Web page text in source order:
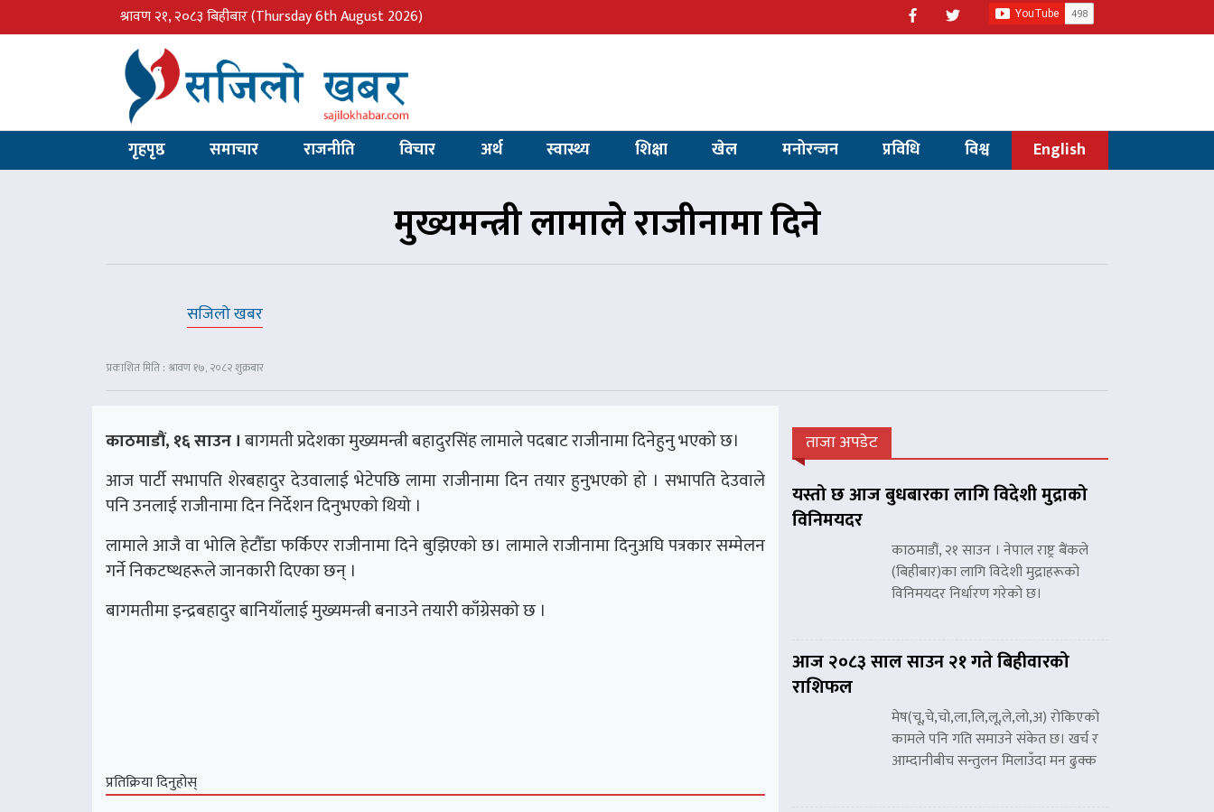
श्रावण २१, २०८३ बिहीबार(Thursday 6th August 2026)
गृहपृष्ठ समाचार राजनीति विचार अर्थ स्वास्थ्य शिक्षा खेल मनोरन्जन प्रविधि विश्व English
मुख्यमन्त्री लामाले राजीनामा दिने
सजिलो खबर
प्रकाशित मिति : श्रावण १७, २०८२ शुक्रबार
काठमाडौं, १६ साउन ।बागमती प्रदेशका मुख्यमन्त्री बहादुरसिंह लामाले पदबाट राजीनामा दिनेहुनु भएको छ।
आज पार्टी सभापति शेरबहादुर देउवालाई भेटेपछि लामा राजीनामा दिन तयार हुनुभएको हो । सभापति देउवाले
पनि उनलाई राजीनामा दिन निर्देशन दिनुभएको थियो ।
लामाले आजै वा भोलि हेटौँडा फर्किएर राजीनामा दिने बुझिएको छ। लामाले राजीनामा दिनुअघि पत्रकार सम्मेलन
गर्ने निकटष्थहरूले जानकारी दिएका छन् ।
बागमतीमा इन्द्रबहादुर बानियाँलाई मुख्यमन्त्री बनाउने तयारी काँग्रेसको छ ।
प्रतिक्रिया दिनुहोस्
ताजा अपडेट
यस्तो छ आज बुधबारका लागि विदेशी मुद्राको
विनिमयदर
काठमाडौं, २१ साउन । नेपाल राष्ट्र बैंकले
(बिहीबार)का लागि विदेशी मुद्राहरूको
विनिमयदर निर्धारण गरेको छ।
आज २०८३ साल साउन २१ गते बिहीवारको
राशिफल
मेष(चू,चे,चो,ला,लि,लू,ले,लो,अ) रोकिएको
कामले पनि गति समाउने संकेत छ। खर्च र
आम्दानीबीच सन्तुलन मिलाउँदा मन ढुक्क